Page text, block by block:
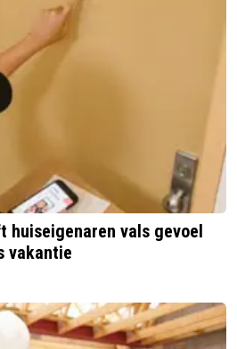
huiseigenaren vals gevoel
vakantie